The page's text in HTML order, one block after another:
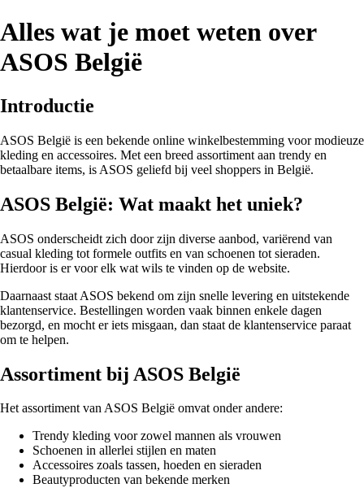
Alles wat je moet weten over
ASOS België
Introductie
ASOS België is een bekende online winkelbestemming voor modieuze
kleding en accessoires. Met een breed assortiment aan trendy en
betaalbare items, is ASOS geliefd bij veel shoppers in België.
ASOS België: Wat maakt het uniek?
ASOS onderscheidt zich door zijn diverse aanbod, variërend van
casual kleding tot formele outfits en van schoenen tot sieraden.
Hierdoor is er voor elk wat wils te vinden op de website.
Daarnaast staat ASOS bekend om zijn snelle levering en uitstekende
klantenservice. Bestellingen worden vaak binnen enkele dagen
bezorgd, en mocht er iets misgaan, dan staat de klantenservice paraat
om te helpen.
Assortiment bij ASOS België
Het assortiment van ASOS België omvat onder andere:
Trendy kleding voor zowel mannen als vrouwen
Schoenen in allerlei stijlen en maten
Accessoires zoals tassen, hoeden en sieraden
Beautyproducten van bekende merken